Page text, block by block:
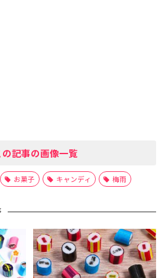
の記事の画像一覧
お菓子 キャンディ 梅雨